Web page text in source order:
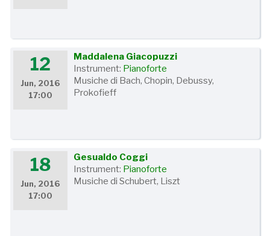
12
Jun, 2016
17:00
Maddalena Giacopuzzi
Instrument: Pianoforte
Musiche di Bach, Chopin, Debussy,
Prokofieff
18
Jun, 2016
17:00
Gesualdo Coggi
Instrument: Pianoforte
Musiche di Schubert, Liszt